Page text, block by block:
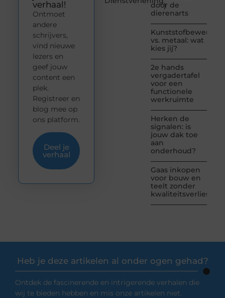
)
door de
dierenarts
vs. metaal: wat
kies jij?
2e hands
vergadertafel
voor een
functionele
werkruimte
Herken de
signalen: is
jouw dak toe
aan
onderhoud?
Gaas inkopen
voor bouw en
teelt zonder
kwaliteitsverlies
verhaal!
Ontmoet
andere
schrijvers,
vind nieuwe
lezers en
geef jouw
content een
plek.
Registreer en
blog mee op
ons platform.
Deel je
verhaal
Heb je deze artikelen al onder ogen gehad?
Ontdek de fascinerende en intrigerende verhalen die
wij te bieden hebben en mis onze artikelen niet.